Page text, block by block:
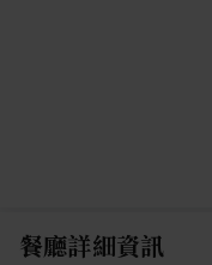
餐廳詳細資訊